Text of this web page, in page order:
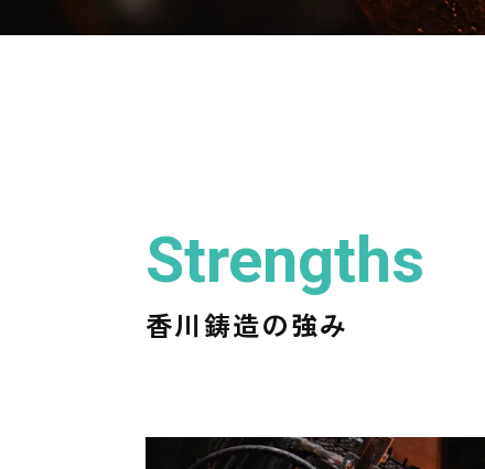
Strengths
香川鋳造の強み